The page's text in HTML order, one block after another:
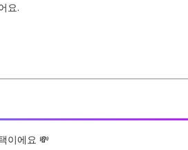
요.
이에요 💸